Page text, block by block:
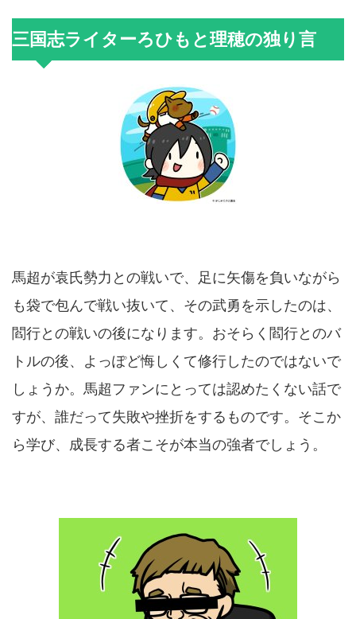
三国志ライターろひもと理穂の独り言
馬超が袁氏勢力との戦いで、足に矢傷を負いながら
も袋で包んで戦い抜いて、その武勇を示したのは、
閻行との戦いの後になります。おそらく閻行とのバ
トルの後、よっぽど悔しくて修行したのではないで
しょうか。馬超ファンにとっては認めたくない話で
すが、誰だって失敗や挫折をするものです。そこか
ら学び、成長する者こそが本当の強者でしょう。